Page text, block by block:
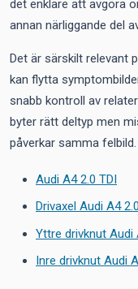
det enklare att avgöra
annan närliggande del
Det är särskilt relevant
kan flytta
snabb kontroll av
byter rätt deltyp men
påverkar samma felbild.
Audi A4 2.0 TDI
Drivaxel Audi A4
Yttre drivknut Audi
Inre drivknut Audi